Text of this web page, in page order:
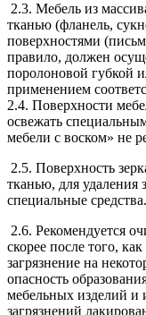
2.3. Мебель из
тканью (фланель,
поверхностями
правило, должен
поролоновой губкой
применением
2.4. Поверхности
освежать
мебели с воском» не
2.5. Поверхность
тканью, для удаления
специальные средства.
2.6. Рекомендуется
скорее после того,
загрязнение на
опасность
мебельных изделий и
загрязнений